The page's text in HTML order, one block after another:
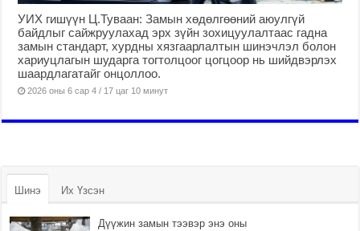
УИХ гишүүн Ц.Туваан: Замын хөдөлгөөний аюулгүй
байдлыг сайжруулахад эрх зүйн зохицуулалтаас гадна
замын стандарт, хурдны хязгаарлалтын шинэчлэл болон
хариуцлагын шударга тогтолцоог цогцоор нь шийдвэрлэх
шаардлагатайг онцоллоо.
2026 оны 6 сар 4 / 17 цаг 10 минут
Шинэ Их Үзсэн
Дүүжин замын тээвэр энэ оны